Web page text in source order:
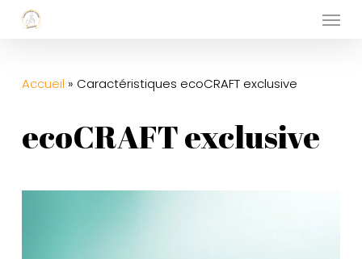
Skip
content
Menu
Accueil » Caractéristiques ecoCRAFT exclusive
ecoCRAFT exclusive